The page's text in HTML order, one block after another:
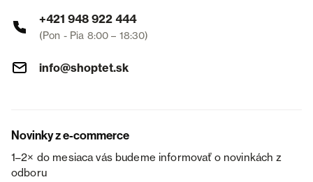
+421 948 922 444
(Pon - Pia 8:00 – 18:30)
info@shoptet.sk
Novinky z e-commerce
1–2× do mesiaca vás budeme informovať o novinkách z
odboru